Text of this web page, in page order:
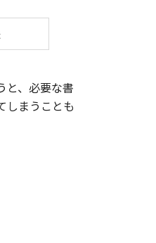
と、必要な書
しまうことも